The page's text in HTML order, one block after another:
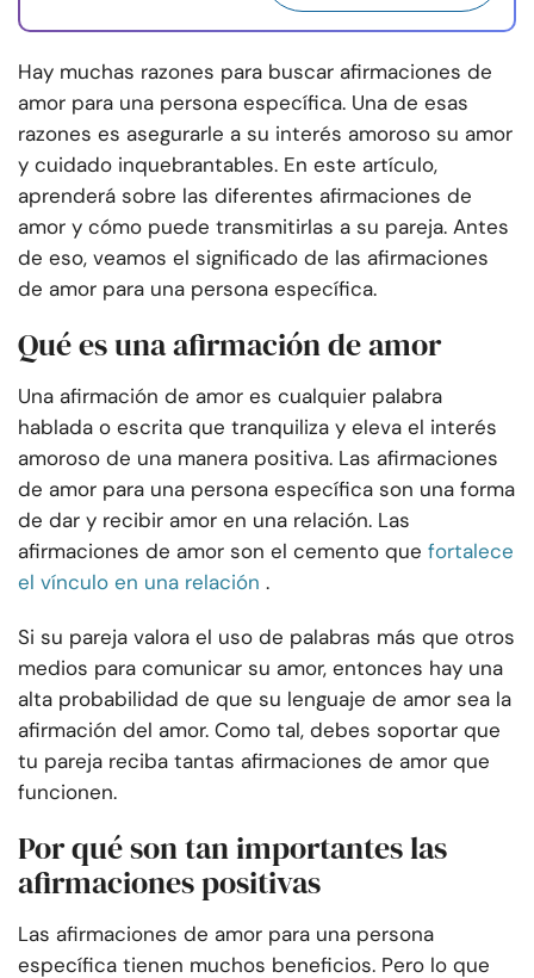
Hay muchas razones para buscar afirmaciones de
amor para una persona específica. Una de esas
razones es asegurarle a su interés amoroso su amor
y cuidado inquebrantables. En este artículo,
aprenderá sobre las diferentes afirmaciones de
amor y cómo puede transmitirlas a su pareja. Antes
de eso, veamos el significado de las afirmaciones
de amor para una persona específica.
Qué es una afirmación de amor
Una afirmación de amor es cualquier palabra
hablada o escrita que tranquiliza y eleva el interés
amoroso de una manera positiva. Las afirmaciones
de amor para una persona específica son una forma
de dar y recibir amor en una relación. Las
afirmaciones de amor son el cemento que fortalece
el vínculo en una relación .
Si su pareja valora el uso de palabras más que otros
medios para comunicar su amor, entonces hay una
alta probabilidad de que su lenguaje de amor sea la
afirmación del amor. Como tal, debes soportar que
tu pareja reciba tantas afirmaciones de amor que
funcionen.
Por qué son tan importantes las
afirmaciones positivas
Las afirmaciones de amor para una persona
específica tienen muchos beneficios. Pero lo que